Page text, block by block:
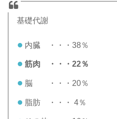
基礎代謝
内臓 ・・・38％
筋肉 ・・・22％
脳 ・・・20％
脂肪 ・・・ 4％